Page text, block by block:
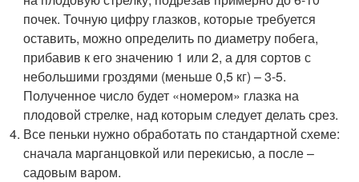
почек. Точную цифру глазков, которые требуется
оставить, можно определить по диаметру побега,
прибавив к его значению 1 или 2, а для сортов с
небольшими гроздями (меньше 0,5 кг) – 3-5.
Полученное число будет «номером» глазка на
плодовой стрелке, над которым следует делать срез.
Все пеньки нужно обработать по стандартной схеме:
сначала марганцовкой или перекисью, а после –
садовым варом.